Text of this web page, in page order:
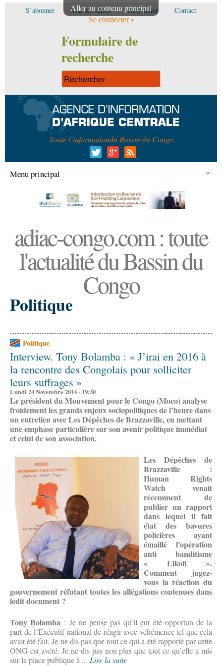
Aller au contenu principal
S’abonner Voir les offres Newsletter Contact
Se connecter
Formulaire de
recherche
Toute l’informationdu Bassin du Congo
Menu principal
adiac-congo.com : toute
l'actualité du Bassin du
Congo
Politique
Politique
Interview. Tony Bolamba : « J’irai en 2016 à
la rencontre des Congolais pour solliciter
leurs suffrages »
Lundi 24 Novembre 2014 - 19:30
Le président du Mouvement pour le Congo (Moco) analyse
froidement les grands enjeux sociopolitiques de l’heure dans
un entretien avec Les Dépêches de Brazzaville, en mettant
une emphase particulière sur son avenir politique immédiat
et celui de son association.
Les Dépêches de
Brazzaville :
Human Rights
Watch venait
récemment de
publier un rapport
dans lequel il fait
état des bavures
policières ayant
émaillé l’opération
anti banditisme
« Likofi ».
Comment jugez-
vous la réaction du
gouvernement réfutant toutes les allégations contenues dans
ledit document ?
Tony Bolamba : Je ne pense pas qu’il eut été opportun de la
part de l‘Exécutif national de réagir avec véhémence tel que cela
avait été fait. Je ne dis pas que tout ce qui a été rapporté par cette
ONG est avéré. Je ne dis pas non plus que tout ce qu’elle a mis
sur la place publique à ... Lire la suite